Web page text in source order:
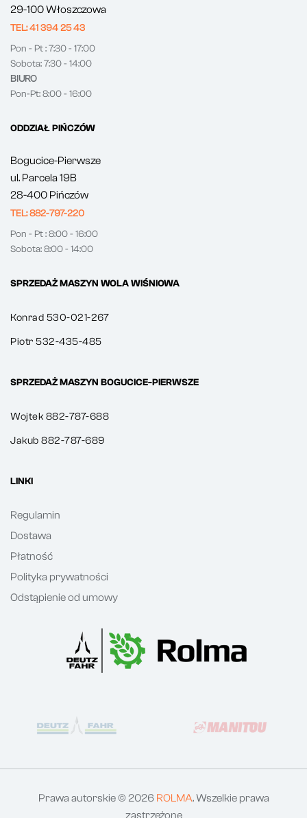
29-100 Włoszczowa
TEL: 41 394 25 43
Pon - Pt : 7:30 - 17:00
Sobota: 7:30 - 14:00
BIURO
Pon-Pt: 8:00 - 16:00
ODDZIAŁ PIŃCZÓW
Bogucice-Pierwsze
ul. Parcela 19B
28-400 Pińczów
TEL: 882-797-220
Pon - Pt : 8:00 - 16:00
Sobota: 8:00 - 14:00
SPRZEDAŻ MASZYN WOLA WIŚNIOWA
Konrad 530-021-267
Piotr 532-435-485
SPRZEDAŻ MASZYN BOGUCICE-PIERWSZE
Wojtek 882-787-688
Jakub 882-787-689
LINKI
Regulamin
Dostawa
Płatność
Polityka prywatności
Odstąpienie od umowy
Prawa autorskie © 2026 ROLMA. Wszelkie prawa
zastrzeżone